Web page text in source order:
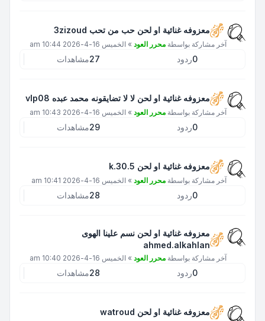
معزوفه غنائية او لحن حب من تحب 3zizoud
آخر مشاركة بواسطة محرر العود » الخميس 16-4-2026 10:44 am
0ردود 27مشاهدات
معزوفه غنائية او لحن لا لا تضايقونه محمد عبده vlp08
آخر مشاركة بواسطة محرر العود » الخميس 16-4-2026 10:43 am
0ردود 29مشاهدات
معزوفه غنائية او لحن k.30.5
آخر مشاركة بواسطة محرر العود » الخميس 16-4-2026 10:41 am
0ردود 28مشاهدات
معزوفه غنائية او لحن نسم علينا الهوى
ahmed.alkahlan
آخر مشاركة بواسطة محرر العود » الخميس 16-4-2026 10:40 am
0ردود 28مشاهدات
معزوفه غنائية او لحن watroud